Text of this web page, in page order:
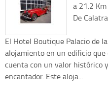
a 21.2
De
El Hotel Boutique Palacio de
alojamiento en un edificio que
cuenta con un valor histórico
encantador. Este aloja...